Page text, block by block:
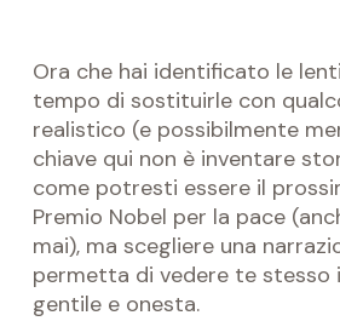
Ora che hai identificato le
tempo di sostituirle con
realistico (e possibilmente
chiave qui non è inventare
come potresti essere il
Premio Nobel per la pace
mai), ma scegliere una
permetta di vedere te stesso
gentile e onesta.